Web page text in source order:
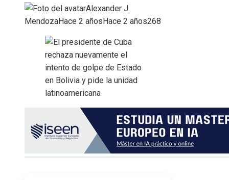
Alexander J.
MendozaHace 2 añosHace 2 años268